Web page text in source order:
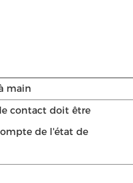
main
contact doit être
de l'état de